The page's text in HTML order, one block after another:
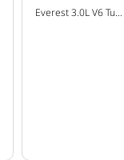
Everest 3.0L V6 Turbo Platinum 4WD 10AT ปี 2026